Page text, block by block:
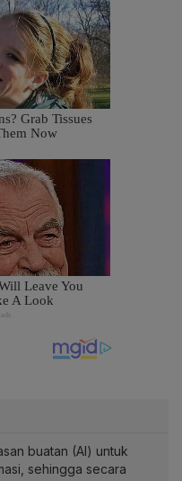
buatan (AI) untuk
sehingga secara